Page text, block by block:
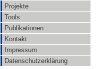
Projekte
Tools
Publikationen
Kontakt
Impressum
Datenschutzerklärung